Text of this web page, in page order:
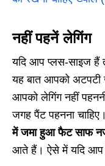
नहीं पहनें लेगिंग
यदि आप प्लस-साइज हैं
यह बात आपको अटपटी
आपको लेगिंग नहीं
जगह पैंट पहनना
में जमा हुआ फैट साफ
आते हैं। ऐसे में यदि आप